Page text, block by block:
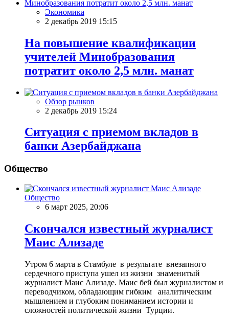
Экономика
2 декабрь 2019 15:15
На повышение квалификации
учителей Минобразования
потратит около 2,5 млн. манат
Обзор рынков
2 декабрь 2019 15:24
Ситуация с приемом вкладов в
банки Aзербайджана
Общество
Общество
6 март 2025, 20:06
Скончался известный журналист
Маис Ализаде
Утром 6 марта в Стамбуле в результате внезапного
сердечного приступа ушел из жизни знаменитый
журналист Маис Ализаде. Маис бей был журналистом и
переводчиком, обладающим гибким аналитическим
мышлением и глубоким пониманием истории и
сложностей политической жизни Турции.